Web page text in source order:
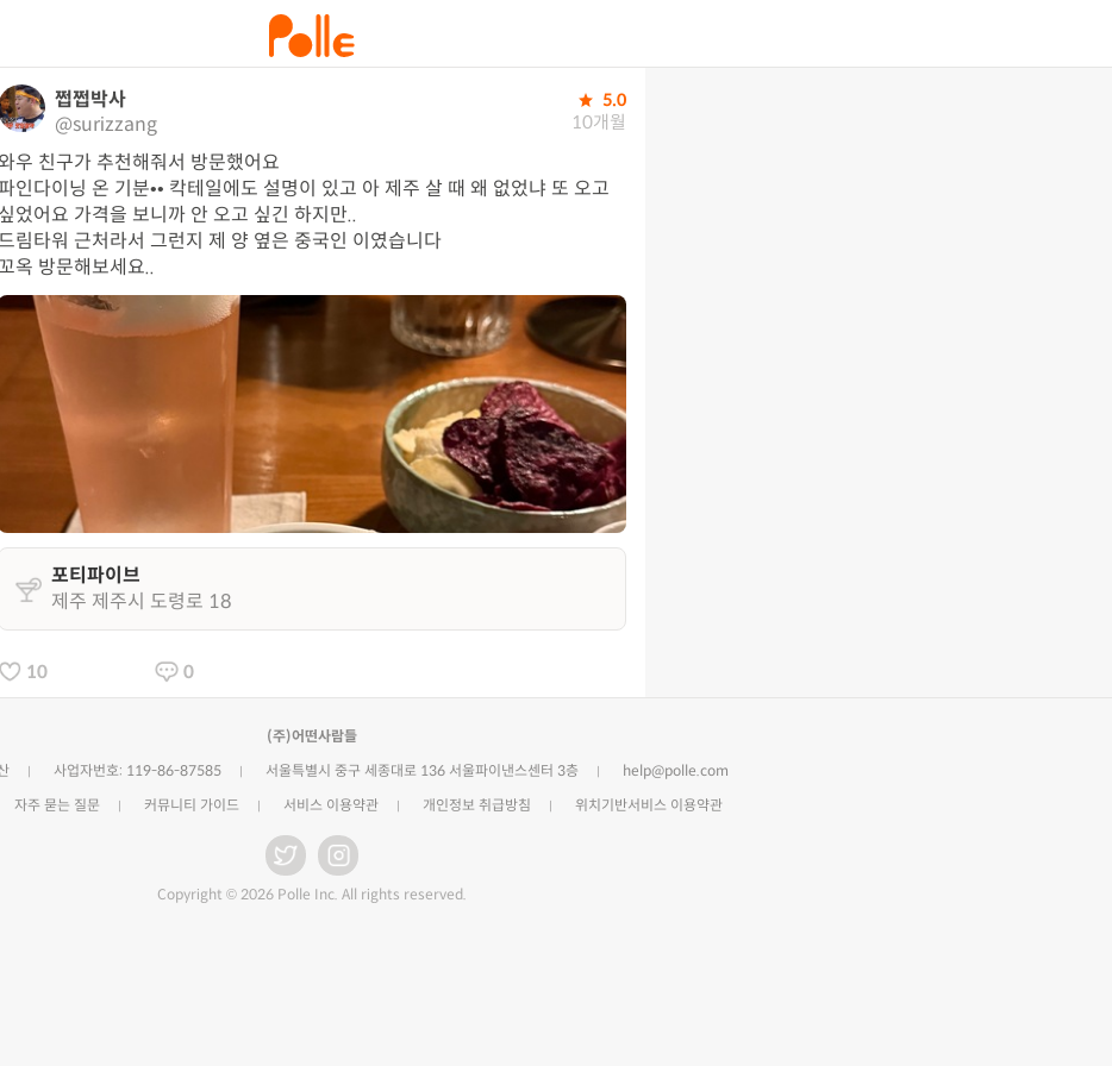
쩝쩝박사
@surizzang
5.0
10개월
우 친구가 추천해줘서 방문했어요
인다이닝 온 기분•• 칵테일에도 설명이 있고 아 제주 살 때 왜 없었냐 또 오고
싶었어요 가격을 보니까 안 오고 싶긴 하지만..
림타워 근처라서 그런지 제 양 옆은 중국인 이였습니다
옥 방문해보세요..
포티파이브
제주 제주시 도령로 18
10 0
(주)어떤사람들
사업자번호: 119-86-87585 서울특별시 중구 세종대로 136 서울파이낸스센터 3층
help@polle.com
자주 묻는 질문 커뮤니티 가이드 서비스 이용약관 개인정보 취급방침 위치기반서비스 이용약관
Copyright © 2026 Polle Inc. All rights reserved.